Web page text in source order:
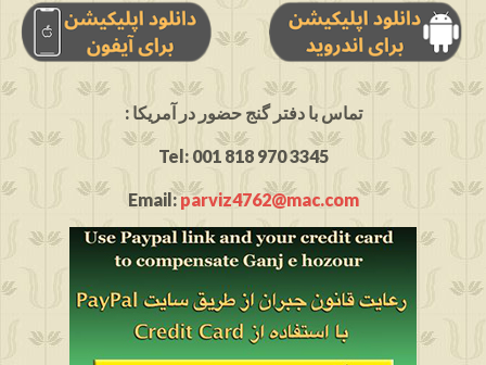
: تماس با دفتر گنج حضور در آمریکا
Tel: 001 818 970 3345
Email:parviz4762@mac.com